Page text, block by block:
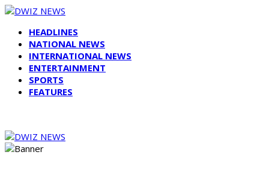
HEADLINES
NATIONAL NEWS
INTERNATIONAL NEWS
ENTERTAINMENT
SPORTS
FEATURES